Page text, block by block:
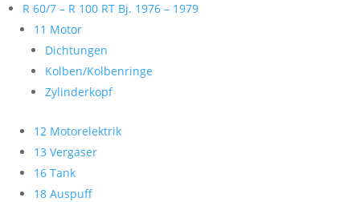
R 60/7 – R 100 RT Bj. 1976 – 1979
11 Motor
Dichtungen
Kolben/Kolbenringe
Zylinderkopf
12 Motorelektrik
13 Vergaser
16 Tank
18 Auspuff